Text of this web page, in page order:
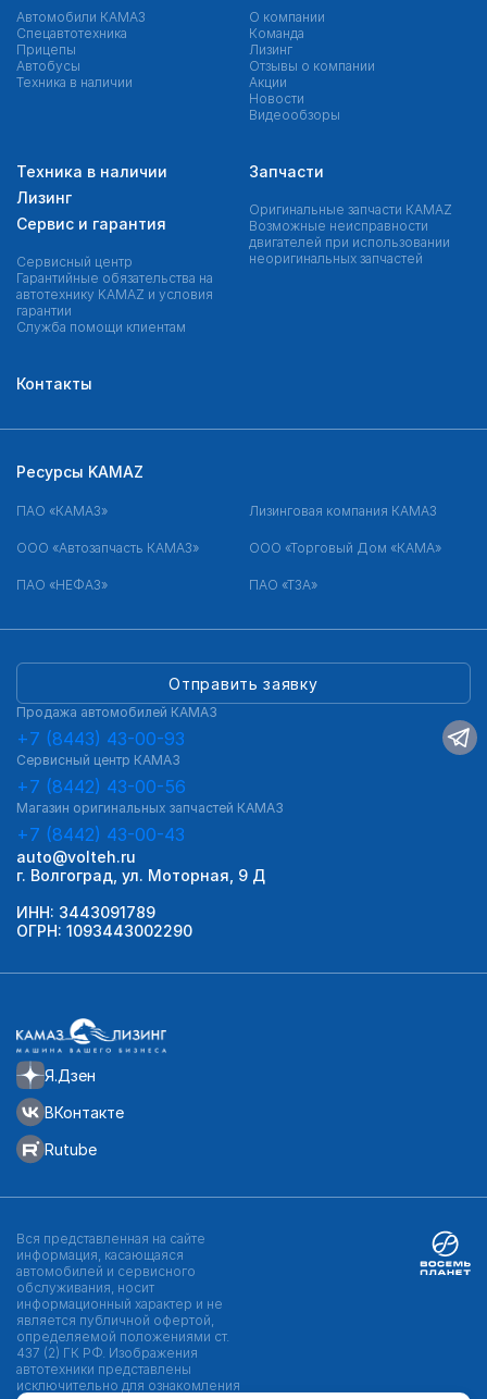
Автомобили КАМАЗ
Спецавтотехника
Прицепы
Автобусы
Техника в наличии
О компании
Команда
Лизинг
Отзывы о компании
Акции
Новости
Видеообзоры
Техника в наличии
Лизинг
Сервис и гарантия
Сервисный центр
Гарантийные обязательства на
автотехнику KAMAZ и условия
гарантии
Служба помощи клиентам
Запчасти
Оригинальные запчасти КAMAZ
Возможные неисправности
двигателей при использовании
неоригинальных запчастей
Контакты
Я.Дзен
ВКонтакте
Rutube
Отправить заявку
Продажа автомобилей КАМАЗ
+7 (8443) 43-00-93
Сервисный центр КАМАЗ
+7 (8442) 43-00-56
Магазин оригинальных запчастей КАМАЗ
+7 (8442) 43-00-43
auto@volteh.ru
г. Волгоград, ул. Моторная, 9 Д
ИНН: 3443091789
ОГРН: 1093443002290
Ресурсы KAMAZ
ПАО «КАМАЗ» Лизинговая компания КАМАЗ
ООО «Автозапчасть КАМАЗ» ООО «Торговый Дом «КАМА»
ПАО «НЕФАЗ» ПАО «ТЗА»
Вся представленная на сайте
информация, касающаяся
автомобилей и сервисного
обслуживания, носит
информационный характер и не
является публичной офертой,
определяемой положениями ст.
437 (2) ГК РФ. Изображения
автотехники представлены
исключительно для ознакомления